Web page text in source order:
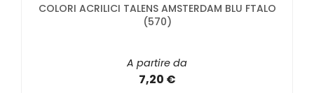
COLORI ACRILICI TALENS AMSTERDAM BLU FTALO
(570)
A partire da
7,20 €